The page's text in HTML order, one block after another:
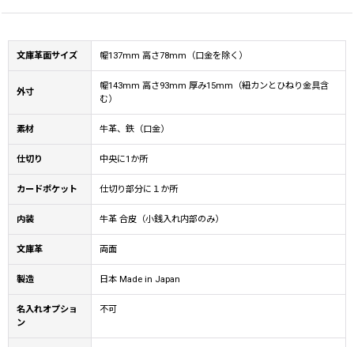
文庫革面サイズ 幅137mm 高さ78mm（口金を除く）
外寸
幅143mm 高さ93mm 厚み15mm（紐カンとひねり金具含
む）
素材 牛革、鉄（口金）
仕切り 中央に1か所
カードポケット 仕切り部分に１か所
内装 牛革 合皮（小銭入れ内部のみ）
文庫革 両面
製造 日本 Made in Japan
名入れオプショ
ン
不可